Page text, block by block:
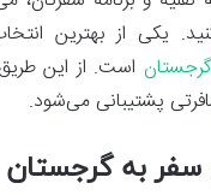
یکی از بهترین
است. از این
پشتیبانی می‌شود.
سفر به گرجستان